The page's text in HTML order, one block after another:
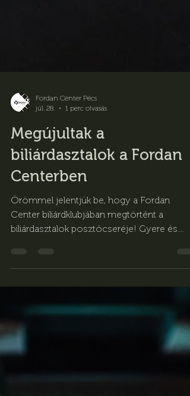
Fordan Center Pécs
júl. 28.
1 perc olvasás
Megújultak a
biliárdasztalok a Fordan
Centerben
Center biliárdklubjában megtörtént a